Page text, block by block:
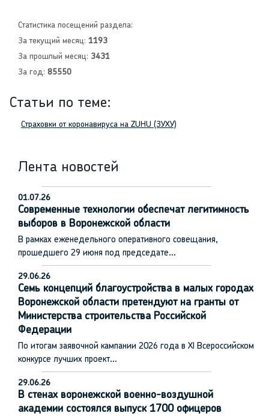
Статистика посещений раздела:
За текущий месяц: 1193
За прошлый месяц: 3431
За год: 85550
Статьи по теме:
Страховки от коронавируса на ZUHU (ЗУХУ)
Лента новостей
01.07.26
Современные технологии обеспечат легитимность
выборов в Воронежской области
В рамках еженедельного оперативного совещания,
прошедшего 29 июня под председате…
29.06.26
Семь концепций благоустройства в малых городах
Воронежской области претендуют на гранты от
Министерства строительства Российской
Федерации
По итогам заявочной кампании 2026 года в XI Всероссийском
конкурсе лучших проект…
29.06.26
В стенах воронежской военно-воздушной
академии состоялся выпуск 1700 офицеров